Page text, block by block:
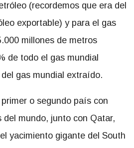
(recordemos que era del
exportable) y para el gas
millones de metros
de todo el gas mundial
del gas mundial extraído.
o segundo país con
del mundo, junto con Qatar,
yacimiento gigante del South